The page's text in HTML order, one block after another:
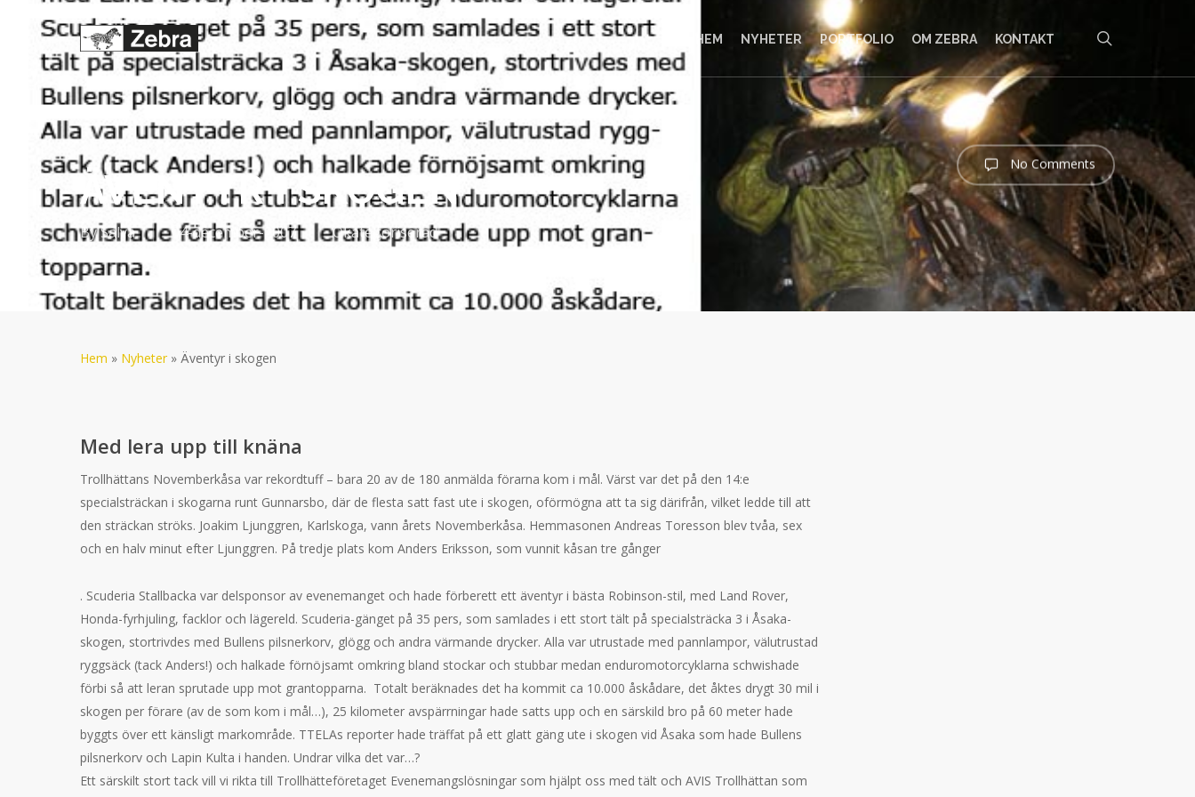
HEM NYHETER PORTFOLIO OM ZEBRA KONTAKT
ÄVENTYR I SKOGEN
BySalva 04-december-2007 Okategoriserad
No Comments
Hem » Nyheter» Äventyr i skogen
Med lera upp till knäna
Trollhättans Novemberkåsa var rekordtuff – bara 20 av de 180 anmälda förarna kom i mål. Värst var det på den 14:e
specialsträckan i skogarna runt Gunnarsbo, där de flesta satt fast ute i skogen, oförmögna att ta sig därifrån, vilket ledde till att
den sträckan ströks. Joakim Ljunggren, Karlskoga, vann årets Novemberkåsa. Hemmasonen Andreas Toresson blev tvåa, sex
och en halv minut efter Ljunggren. På tredje plats kom Anders Eriksson, som vunnit kåsan tre gånger
. Scuderia Stallbacka var delsponsor av evenemanget och hade förberett ett äventyr i bästa Robinson-stil, med Land Rover,
Honda-fyrhjuling, facklor och lägereld. Scuderia-gänget på 35 pers, som samlades i ett stort tält på specialsträcka 3 i Åsaka-
skogen, stortrivdes med Bullens pilsnerkorv, glögg och andra värmande drycker. Alla var utrustade med pannlampor, välutrustad
ryggsäck (tack Anders!) och halkade förnöjsamt omkring bland stockar och stubbar medan enduromotorcyklarna schwishade
förbi så att leran sprutade upp mot grantopparna. Totalt beräknades det ha kommit ca 10.000 åskådare, det åktes drygt 30 mil i
skogen per förare (av de som kom i mål…), 25 kilometer avspärrningar hade satts upp och en särskild bro på 60 meter hade
byggts över ett känsligt markområde. TTELAs reporter hade träffat på ett glatt gäng ute i skogen vid Åsaka som hade Bullens
pilsnerkorv och Lapin Kulta i handen. Undrar vilka det var…?
Ett särskilt stort tack vill vi rikta till Trollhätteföretaget Evenemangslösningar som hjälpt oss med tält och AVIS Trollhättan som